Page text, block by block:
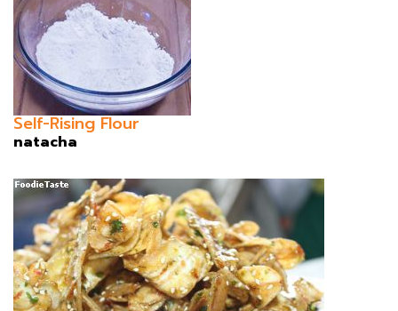
Self-Rising Flour
natacha